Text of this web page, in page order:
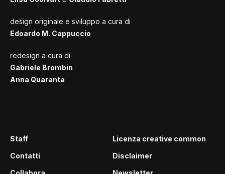
design originale e sviluppo a cura di
Edoardo M. Cappuccio
redesign a cura di
Gabriele Brombin
Anna Quaranta
Staff
Contatti
Licenza creative common
Disclaimer